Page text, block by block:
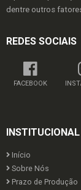
dentre outros
REDES SOCIAIS
FACEBOOK
INSTITUCIONAL
Início
Sobre Nós
Prazo de Produção